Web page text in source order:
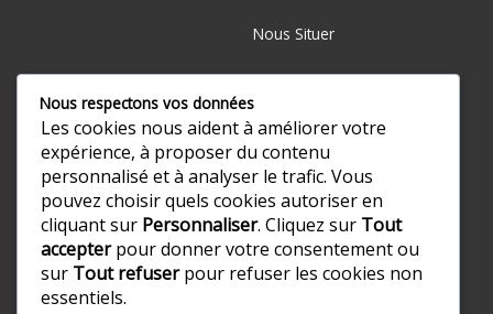
Nous Situer
Nous respectons vos données
Les cookies nous aident à améliorer votre
expérience, à proposer du contenu
personnalisé et à analyser le trafic. Vous
pouvez choisir quels cookies autoriser en
cliquant sur Personnaliser. Cliquez sur Tout
accepterpour donner votre consentement ou
sur Tout refuserpour refuser les cookies non
essentiels.